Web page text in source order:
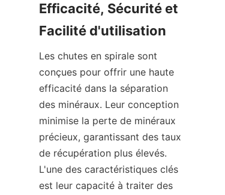
Efficacité, Sécurité et
Facilité d'utilisation
Les chutes en spirale sont
conçues pour offrir une haute
efficacité dans la séparation
des minéraux. Leur conception
minimise la perte de minéraux
précieux, garantissant des taux
de récupération plus élevés.
L'une des caractéristiques clés
est leur capacité à traiter des